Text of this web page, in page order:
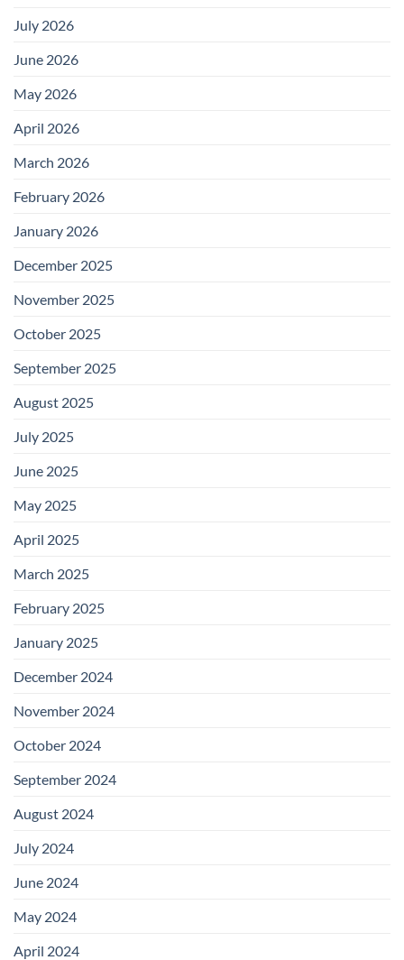
July 2026
June 2026
May 2026
April 2026
March 2026
February 2026
January 2026
December 2025
November 2025
October 2025
September 2025
August 2025
July 2025
June 2025
May 2025
April 2025
March 2025
February 2025
January 2025
December 2024
November 2024
October 2024
September 2024
August 2024
July 2024
June 2024
May 2024
April 2024